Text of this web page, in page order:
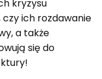
kryzysu
ich rozdawanie
a także
się do